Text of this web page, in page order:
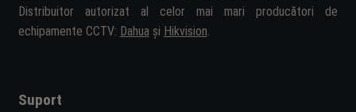
Distribuitor autorizat al celor mai mari producători de
echipamente CCTV: Dahua și Hikvision.
Suport